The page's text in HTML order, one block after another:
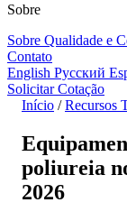
Sobre
Sobre Qualidade e
Contato
English Русский
Solicitar Cotação
Início / Recursos
poliureia
2026